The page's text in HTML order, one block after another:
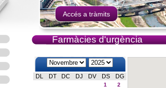
Accés a tràmits
Farmàcies d'urgència
DL DT DC DJ DV DS DG
1
2